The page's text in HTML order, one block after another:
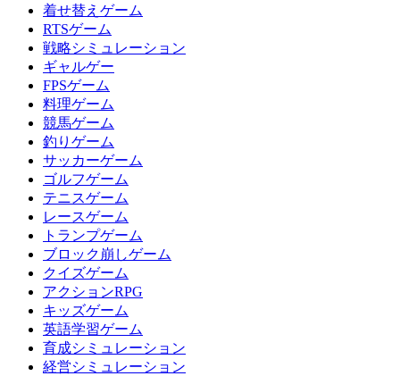
着せ替えゲーム
RTSゲーム
戦略シミュレーション
ギャルゲー
FPSゲーム
料理ゲーム
競馬ゲーム
釣りゲーム
サッカーゲーム
ゴルフゲーム
テニスゲーム
レースゲーム
トランプゲーム
ブロック崩しゲーム
クイズゲーム
アクションRPG
キッズゲーム
英語学習ゲーム
育成シミュレーション
経営シミュレーション